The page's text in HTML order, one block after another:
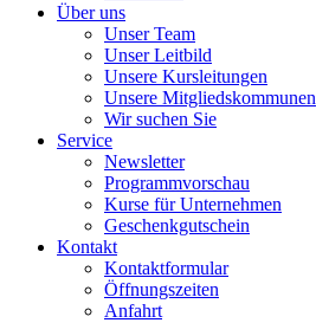
Über uns
Unser Team
Unser Leitbild
Unsere Kursleitungen
Unsere Mitgliedskommunen
Wir suchen Sie
Service
Newsletter
Programmvorschau
Kurse für Unternehmen
Geschenkgutschein
Kontakt
Kontaktformular
Öffnungszeiten
Anfahrt